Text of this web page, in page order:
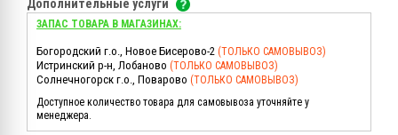
Дополнительные услуги
ЗАПАС ТОВАРА В МАГАЗИНАХ:
Богородский г.о., Новое Бисерово-2 (ТОЛЬКО САМОВЫВОЗ)
Истринский р-н, Лобаново (ТОЛЬКО САМОВЫВОЗ)
Солнечногорск г.о., Поварово (ТОЛЬКО САМОВЫВОЗ)
Доступное количество товара для самовывоза уточняйте у
менеджера.